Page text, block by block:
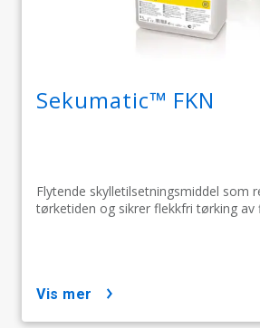
Sekumatic™ FKN
Flytende skylletilsetningsmiddel som
tørketiden og sikrer flekkfri tørking av
vis mer